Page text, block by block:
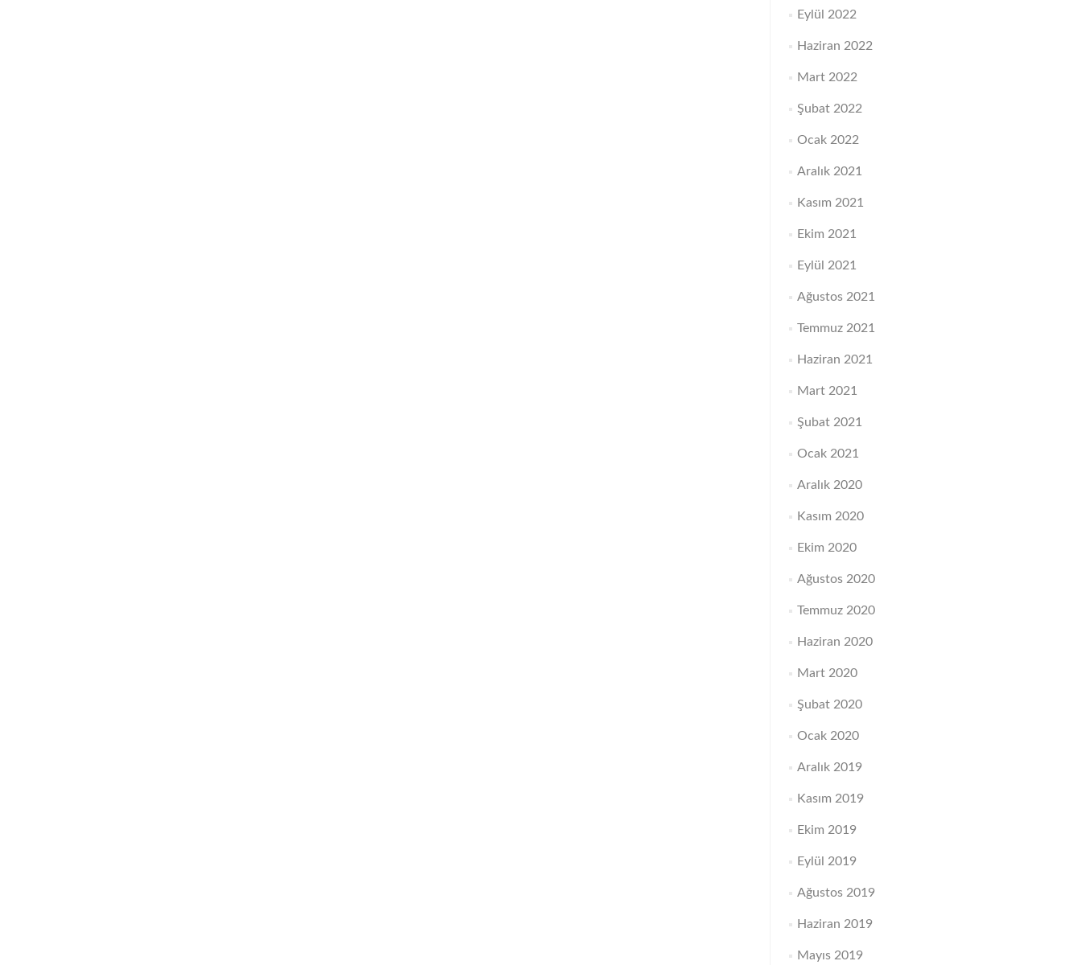
Eylül 2022
Haziran 2022
Mart 2022
Şubat 2022
Ocak 2022
Aralık 2021
Kasım 2021
Ekim 2021
Eylül 2021
Ağustos 2021
Temmuz 2021
Haziran 2021
Mart 2021
Şubat 2021
Ocak 2021
Aralık 2020
Kasım 2020
Ekim 2020
Ağustos 2020
Temmuz 2020
Haziran 2020
Mart 2020
Şubat 2020
Ocak 2020
Aralık 2019
Kasım 2019
Ekim 2019
Eylül 2019
Ağustos 2019
Haziran 2019
Mayıs 2019